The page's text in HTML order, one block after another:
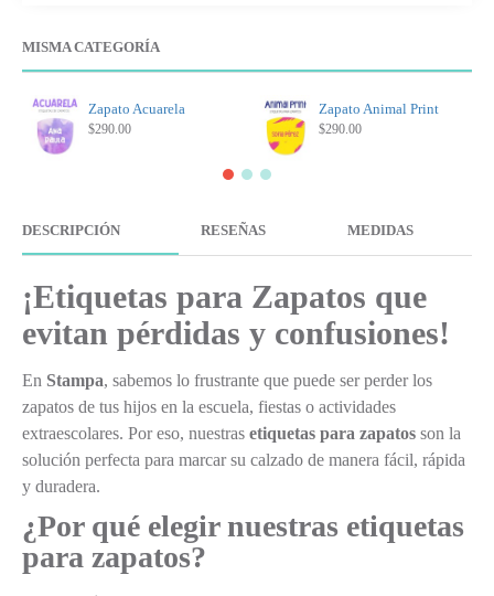
MISMA CATEGORÍA
Zapato Acuarela
$290.00
Zapato Animal Print
$290.00
DESCRIPCIÓN RESEÑAS MEDIDAS
¡Etiquetas para Zapatos que
evitan pérdidas y confusiones!
En Stampa, sabemos lo frustrante que puede ser perder los
zapatos de tus hijos en la escuela, fiestas o actividades
extraescolares. Por eso, nuestras etiquetas para zapatos son la
solución perfecta para marcar su calzado de manera fácil, rápida
y duradera.
¿Por qué elegir nuestras etiquetas
para zapatos?